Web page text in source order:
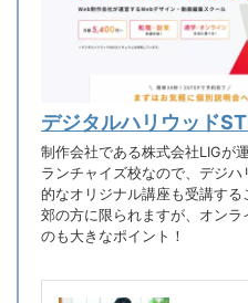
デジタルハリウッド
制作会社である株式会社LIGが
ランチャイズ校なので、デジ
的なオリジナル講座も受講す
郊の方に限られますが、オン
のも大きなポイント！